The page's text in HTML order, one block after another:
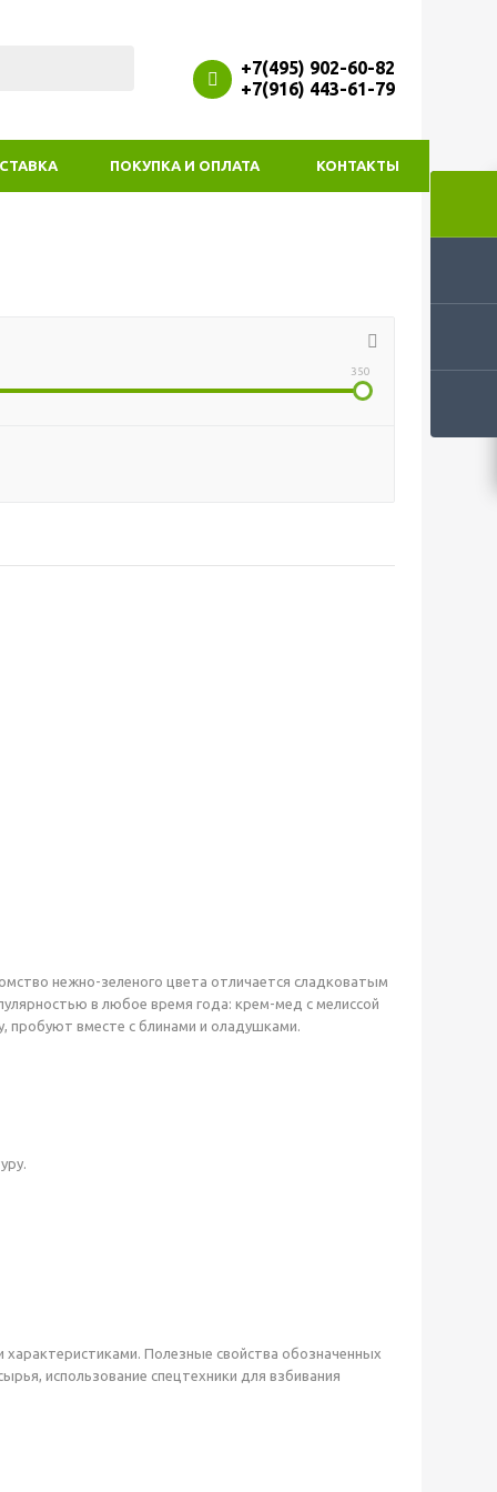
+7(495) 902-60-82
+7(916) 443-61-79
ПОКУПКА И ОПЛАТА КОНТАКТЫ
350
нежно-зеленого цвета отличается сладковатым
в любое время года: крем-мед с мелиссой
пробуют вместе с блинами и оладушками.
Полезные свойства обозначенных
использование спецтехники для взбивания